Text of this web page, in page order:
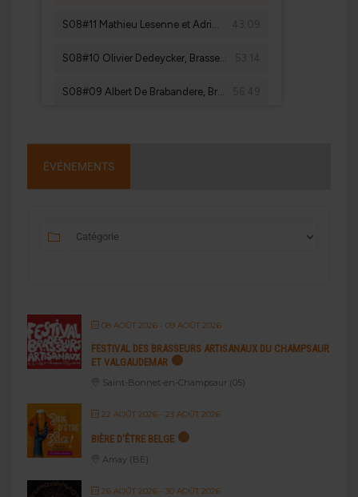
ÉVÉNEMENTS
08 AOÛT 2026- 09 AOÛT 2026
FESTIVAL DES BRASSEURS ARTISANAUX DU CHAMPSAUR
ET VALGAUDEMAR
Saint-Bonnet-en-Champsaur (05)
22 AOÛT 2026- 23 AOÛT 2026
BIÈRE D’ÊTRE BELGE
Amay (BE)
26 AOÛT 2026- 30 AOÛT 2026